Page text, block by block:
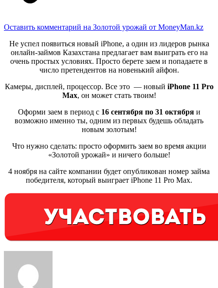
Оставить комментарий на Золотой урожай от MoneyMan.kz
Не успел появиться новый iPhone, а один из лидеров рынка
онлайн-займов Казахстана предлагает вам выиграть его на
очень простых условиях. Просто берете заем и попадаете в
число претендентов на новенький айфон.
Камеры, дисплей, процессор. Все это — новый iPhone 11 Pro
Max, он может стать твоим!
Оформи заем в период с 16 сентября по 31 октябряи
возможно именно ты, одним из первых будешь обладать
новым золотым!
Что нужно сделать: просто оформить заем во время акции
«Золотой урожай» и ничего больше!
4 ноября на сайте компании будет опубликован номер займа
победителя, который выиграет iPhone 11 Pro Max.